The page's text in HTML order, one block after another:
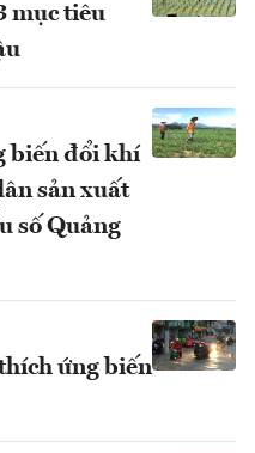
mục tiêu
biến đổi khí
sản xuất
số Quảng
ứng biến